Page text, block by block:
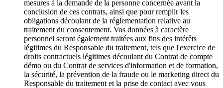
mesures à la demande de la personne concernée avant la
conclusion de ces contrats, ainsi que pour remplir les
obligations découlant de la réglementation relative au
traitement du consentement. Vos données à caractère
personnel seront également traitées aux fins des intérêts
légitimes du Responsable du traitement, tels que l'exercice de
droits contractuels légitimes découlant du Contrat de compte
démo ou du Contrat de services d'information et de formation,
la sécurité, la prévention de la fraude ou le marketing direct du
Responsable du traitement et la prise de contact avec vous